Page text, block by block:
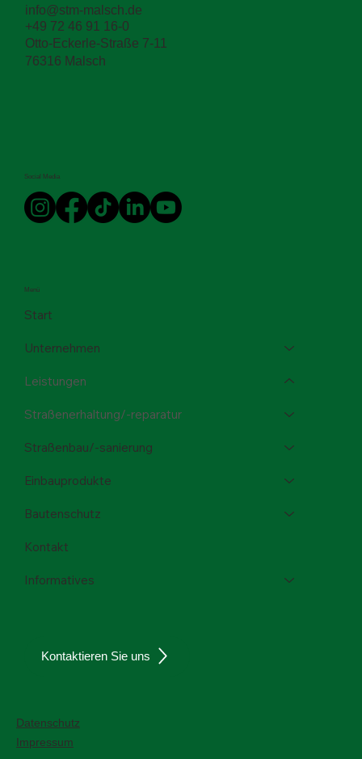
Menü
Start
Unternehmen
Leistungen
Straßenerhaltung/-reparatur
Straßenbau/-sanierung
Einbauprodukte
Bautenschutz
Kontakt
Informatives
info@stm-malsch.de
+49 72 46 91 16-0
Otto-Eckerle-Straße 7-11
76316 Malsch
Social Media
Kontaktieren Sie uns
Datenschutz
Impressum